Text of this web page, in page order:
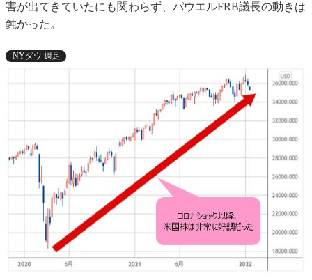
害が出てきていたにも関わらず、パウエルFRB議長の動きは
鈍かった。
NYダウ 週足